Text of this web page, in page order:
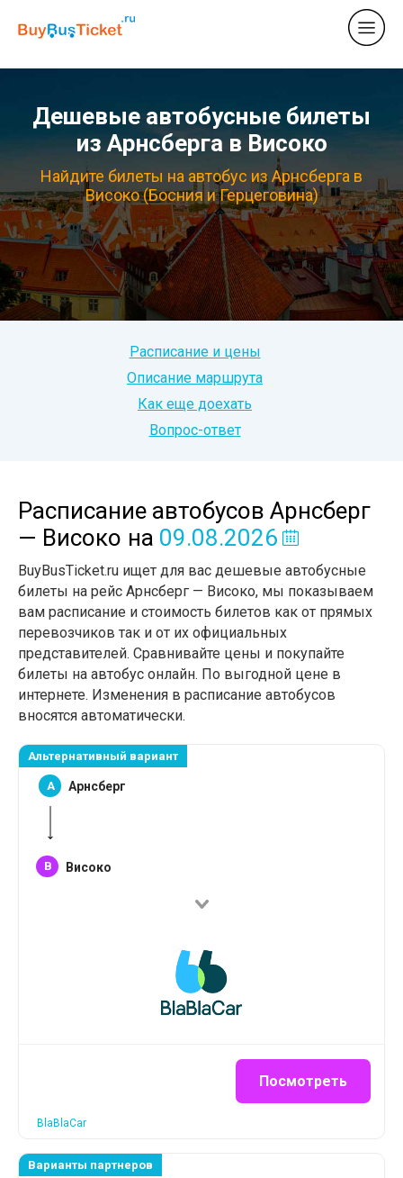
Дешевые автобусные билеты
из Арнсберга в Високо
Найдите билеты на автобус из Арнсберга в
Високо (Босния и Герцеговина)
Расписание и цены
Описание маршрута
Как еще доехать
Вопрос-ответ
Расписание автобусов Арнсберг
— Високо на 09.08.2026
BuyBusTicket.ru ищет для вас дешевые автобусные
билеты на рейс Арнсберг — Високо, мы показываем
вам расписание и стоимость билетов как от прямых
перевозчиков так и от их официальных
представителей. Сравнивайте цены и покупайте
билеты на автобус онлайн. По выгодной цене в
интернете. Изменения в расписание автобусов
вносятся автоматически.
Альтернативный вариант
A Арнсберг
B Високо
Посмотреть
BlaBlaCar
Варианты партнеров